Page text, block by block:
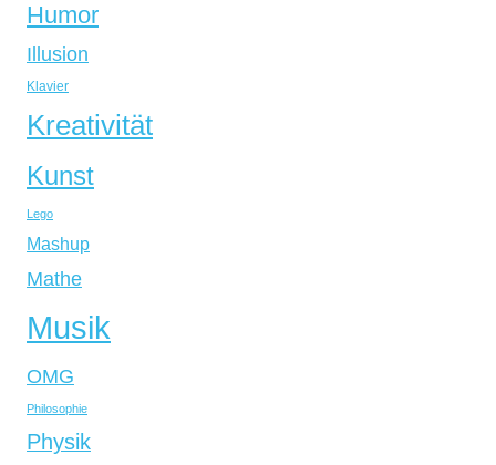
Humor
Illusion
Klavier
Kreativität
Kunst
Lego
Mashup
Mathe
Musik
OMG
Philosophie
Physik